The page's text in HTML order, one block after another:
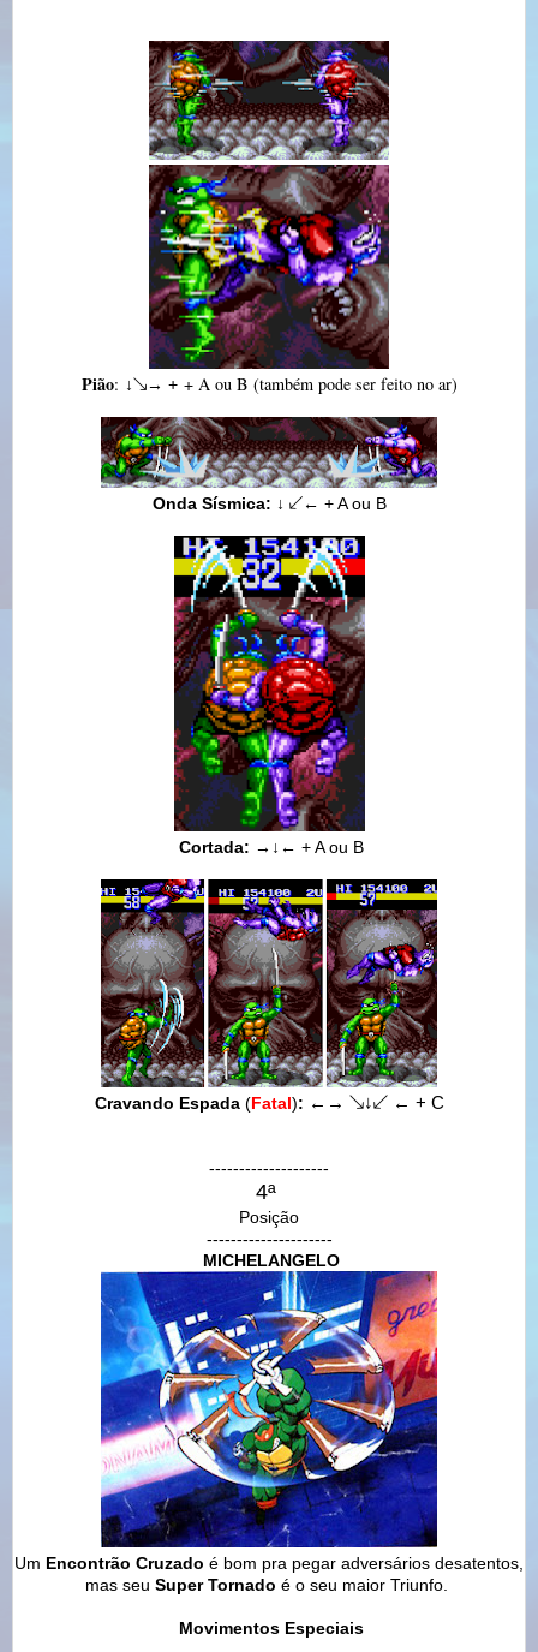
Pião: ↓↘→ ++ A ou B (também pode ser feito no ar)
Onda Sísmica: ↓ ↙← + A ou B
Cortada: → ↓ ← + A ou B
Cravando Espada(Fatal): ← → ↘↓↙ ← + C
--------------------
4ª
Posição
---------------------
MICHELANGELO
Um Encontrão Cruzado é bom pra pegar adversários desatentos,
mas seu Super Tornado é o seu maior Triunfo.
Movimentos Especiais